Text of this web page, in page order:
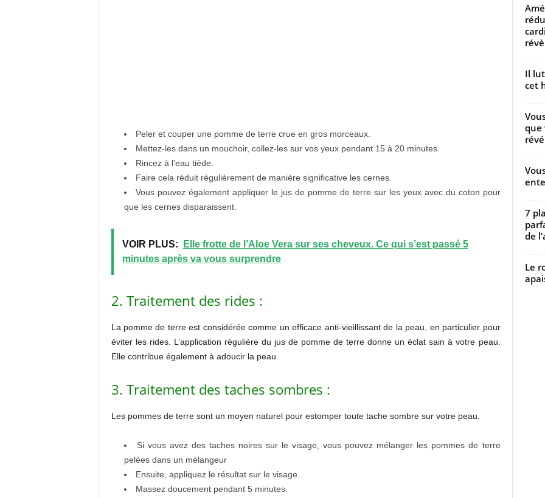
Peler et couper une pomme de terre crue en gros morceaux.
Mettez-les dans un mouchoir, collez-les sur vos yeux pendant 15 à 20 minutes.
Rincez à l’eau tiède.
Faire cela réduit régulièrement de manière significative les cernes.
Vous pouvez également appliquer le jus de pomme de terre sur les yeux avec du coton pour
que les cernes disparaissent.
VOIR PLUS:
Elle frotte de l’Aloe Vera sur ses cheveux. Ce qui s’est passé 5
minutes après va vous surprendre
2. Traitement des rides :
La pomme de terre est considérée comme un efficace anti-vieillissant de la peau, en particulier pour
éviter les rides. L’application régulière du jus de pomme de terre donne un éclat sain à votre peau.
Elle contribue également à adoucir la peau.
3. Traitement des taches sombres :
Les pommes de terre sont un moyen naturel pour estomper toute tache sombre sur votre peau.
Si vous avez des taches noires sur le visage, vous pouvez mélanger les pommes de terre
pelées dans un mélangeur
Ensuite, appliquez le résultat sur le visage.
Massez doucement pendant 5 minutes.
Il
cet
que
7
de
Le